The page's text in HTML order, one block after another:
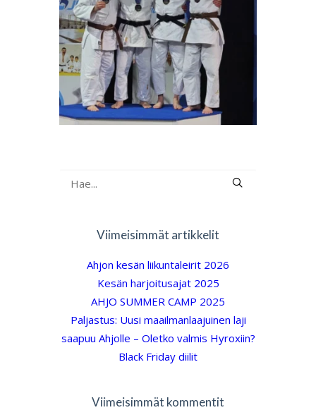
Viimeisimmät artikkelit
Ahjon kesän liikuntaleirit 2026
Kesän harjoitusajat 2025
AHJO SUMMER CAMP 2025
Paljastus: Uusi maailmanlaajuinen laji
saapuu Ahjolle – Oletko valmis Hyroxiin?
Black Friday diilit
Viimeisimmät kommentit